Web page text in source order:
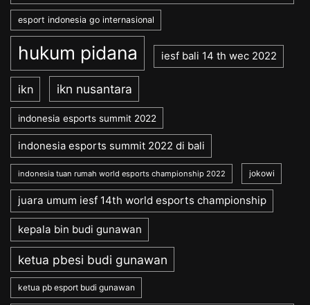
esport indonesia go internasional
hukum pidana iesf bali 14 th wec 2022
ikn ikn nusantara
indonesia esports summit 2022
indonesia esports summit 2022 di bali
indonesia tuan rumah world esports championship 2022 jokowi
juara umum iesf 14th world esports championship
kepala bin budi gunawan
ketua pbesi budi gunawan
ketua pb esport budi gunawan